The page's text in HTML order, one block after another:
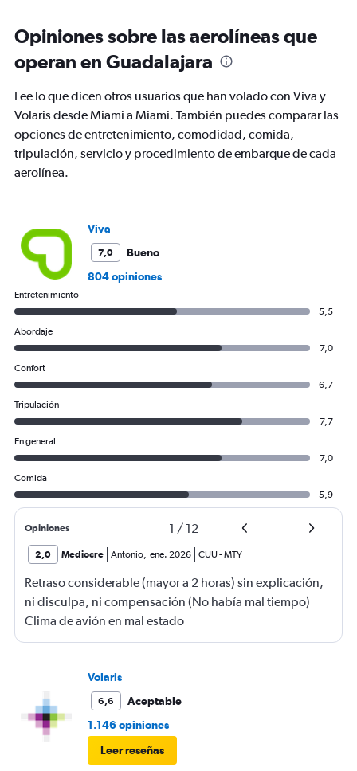
categories.
chart
1
Y
axis
Number
of
to
4.5.
Opiniones sobre las aerolíneas que
operan en Guadalajara
Lee lo que dicen otros usuarios que han volado con Viva y
Volaris desde Miami a Miami. También puedes comparar las
opciones de entretenimiento, comodidad, comida,
tripulación, servicio y procedimiento de embarque de cada
aerolínea.
Viva
7,0
Bueno
804 opiniones
Entretenimiento
5,5
Abordaje
7,0
Confort
6,7
Tripulación
7,7
En general
7,0
Comida
5,9
Opiniones 1 / 12
2,0 Mediocre Antonio, ene. 2026 CUU-MTY
Retraso considerable (mayor a 2 horas) sin explicación,
ni disculpa, ni compensación (No había mal tiempo)
Clima de avión en mal estado
Volaris
6,6
Aceptable
1.146 opiniones
Leer reseñas